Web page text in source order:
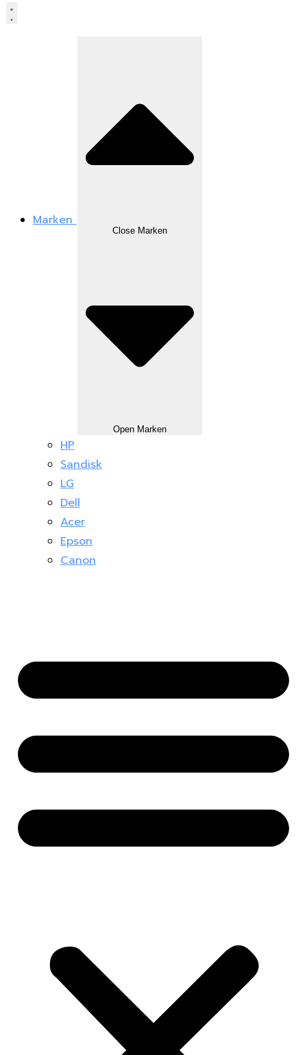
Marken
Close Marken
Open Marken
HP
Sandisk
LG
Dell
Acer
Epson
Canon